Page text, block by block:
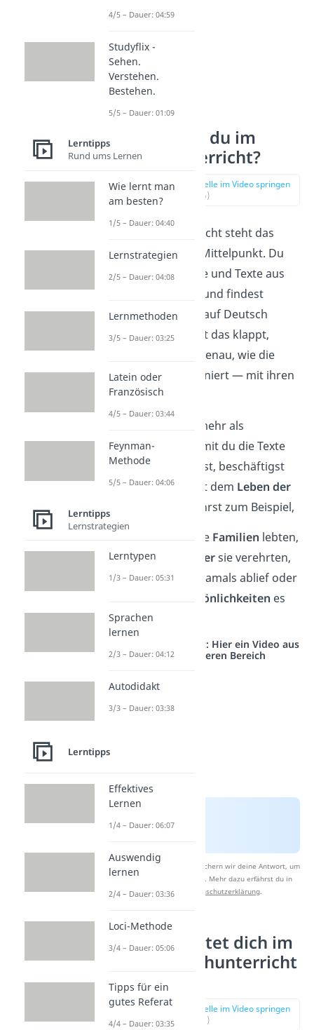
Was lernst du im
Lateinunterricht?
zur Stelle im Video springen
(00:55)
Im Lateinunterricht steht das
Übersetzen
im Mittelpunkt. Du
bekommst Sätze und Texte aus
dem alten Rom und findest
heraus, was sie auf Deutsch
bedeuten. Damit das klappt,
lernst du ganz genau, wie die
Sprache funktioniert — mit ihren
ganzenRegeln
Aber Latein ist mehr als
Grammatik
. Damit du die Texte
wirklich verstehst, beschäftigst
du dich auch mit dem Leben der
. Du erfährst zum Beispiel,
wie römische Familien lebten,
welche
Göttersie verehrten,
wiePolitik damals ablief oder
Persönlichkeiten es
damals gab.
Studyflix vernetzt: Hier ein Video aus
einem anderen Bereich
Nach Beantwortung speichern wir deine Antwort, um
Studyflix zu verbessern. Mehr dazu erfährst du in
unserer
Datenschutzerklärung.
Was erwartet dich im
Französischunterricht
?
zur Stelle im Video springen
(00:41)
4/5 – Dauer: 04:59
Studyflix -
Sehen.
Verstehen.
Bestehen.
5/5 – Dauer: 01:09
Lerntipps
Rund ums Lernen
Wie lernt man
am besten?
1/5 – Dauer: 04:40
Lernstrategien
2/5 – Dauer: 04:08
Lernmethoden
3/5 – Dauer: 03:25
Latein oder
Französisch
4/5 – Dauer: 03:44
Feynman-
Methode
5/5 – Dauer: 04:06
Lerntipps
Lernstrategien
Lerntypen
1/3 – Dauer: 05:31
Sprachen
lernen
2/3 – Dauer: 04:12
Autodidakt
3/3 – Dauer: 03:38
Lerntipps
Effektives
Lernen
1/4 – Dauer: 06:07
Auswendig
lernen
2/4 – Dauer: 03:36
Loci-Methode
3/4 – Dauer: 05:06
Tipps für ein
gutes Referat
4/4 – Dauer: 03:35